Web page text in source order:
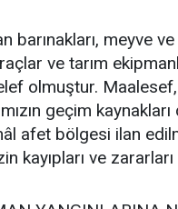
barınakları, meyve
ve tarım
olmuştur. Maalesef,
geçim
afet bölgesi ilan
kayıpları ve